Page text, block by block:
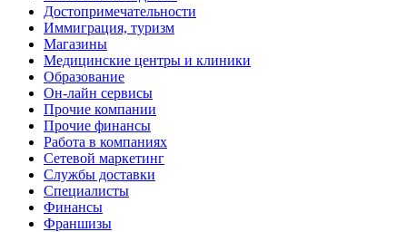
Достопримечательности
Иммиграция, туризм
Магазины
Медицинские центры и клиники
Образование
Он-лайн сервисы
Прочие компании
Прочие финансы
Работа в компаниях
Сетевой маркетинг
Службы доставки
Специалисты
Финансы
Франшизы